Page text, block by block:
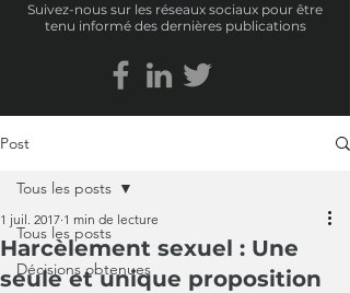
Suivez-nous sur les réseaux sociaux pour être
tenu informé des dernières publications
Post
Tous les posts
Décisions obtenues
Tous les posts
Harcèlement sexuel : Une
seule et unique proposition
1 juil. 2017 1 min de lecture